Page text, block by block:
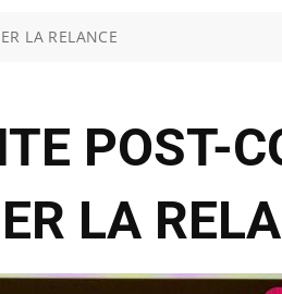
LA RELANCE
POST-
LA